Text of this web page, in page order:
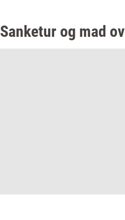
San­ke­tur og mad